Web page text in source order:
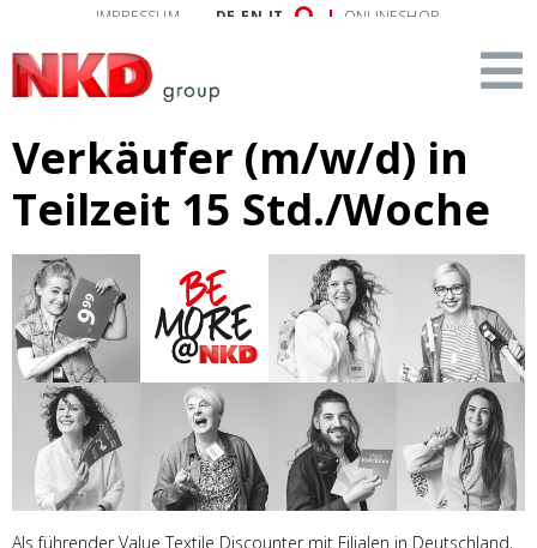
IMPRESSUM DE EN IT ONLINESHOP
Verkäufer (m/w/d) in
Teilzeit 15 Std./Woche
Als führender Value Textile Discounter mit Filialen in Deutschland,